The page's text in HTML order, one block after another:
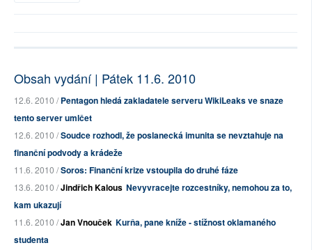
Obsah vydání | Pátek 11.6. 2010
12.6. 2010 /Pentagon hledá zakladatele serveru WikiLeaks ve snaze
tento server umlčet
12.6. 2010 /Soudce rozhodl, že poslanecká imunita se nevztahuje na
finanční podvody a krádeže
11.6. 2010 /Soros: Finanční krize vstoupila do druhé fáze
13.6. 2010 /Jindřich Kalous Nevyvracejte rozcestníky, nemohou za to,
kam ukazují
11.6. 2010 /Jan Vnouček Kurňa, pane kníže - stížnost oklamaného
studenta